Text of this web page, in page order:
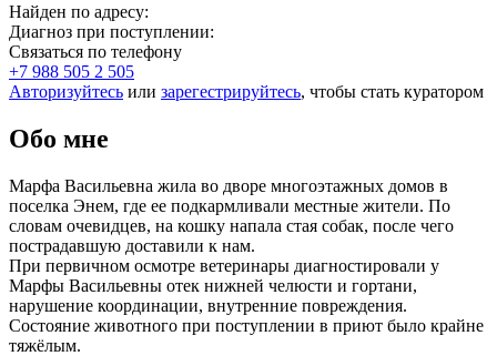
Найден по адресу:
Диагноз при поступлении:
Связаться по телефону
+7 988 505 2 505
Авторизуйтесь или зарегестрируйтесь, чтобы стать куратором
Обо мне
Марфа Васильевна жила во дворе многоэтажных домов в
поселка Энем, где ее подкармливали местные жители. По
словам очевидцев, на кошку напала стая собак, после чего
пострадавшую доставили к нам.
При первичном осмотре ветеринары диагностировали у
Марфы Васильевны отек нижней челюсти и гортани,
нарушение координации, внутренние повреждения.
Состояние животного при поступлении в приют было крайне
тяжёлым.